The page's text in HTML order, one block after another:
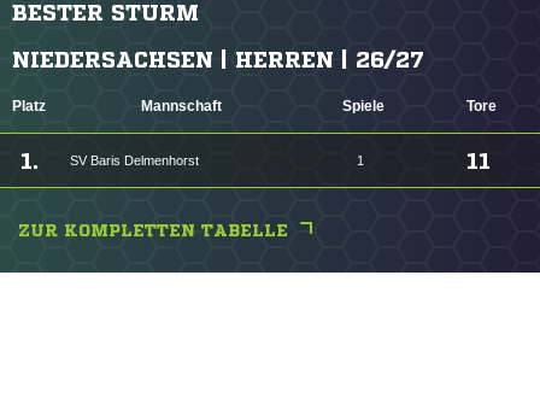
BESTER STURM
NIEDERSACHSEN | HERREN | 26/27
Platz Mannschaft Spiele Tore
1. SV Baris Delmenhorst 1 11
ZUR KOMPLETTEN TABELLE